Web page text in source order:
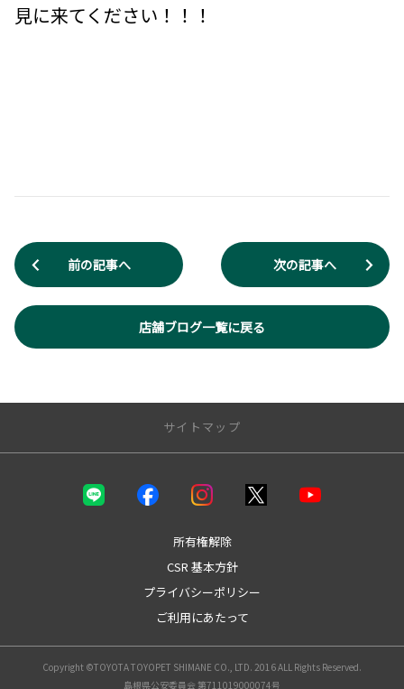
見に来てください！！！
前の記事へ
店舗ブログ一覧に戻る
次の記事へ
サイトマップ
雲南店（店舗紹介・スタッフ紹介）
出雲店（店舗紹介・スタッフ紹介）
大田店（店舗紹介・スタッフ紹介）
松江店スタッフブログ
所有権解除
CSR 基本方針
プライバシーポリシー
ご利用にあたって
Copyright ©TOYOTA TOYOPET SHIMANE CO., LTD. 2016 ALL Rights Reserved.
島根県公安委員会 第711019000074号